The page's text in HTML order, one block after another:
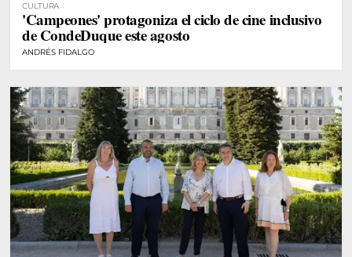
CULTURA
'Campeones' protagoniza el ciclo de cine inclusivo
de CondeDuque este agosto
ANDRÉS FIDALGO